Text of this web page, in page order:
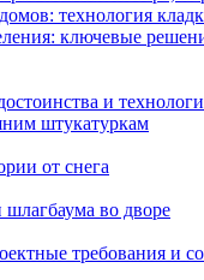
технология
ключевые
и
штукатуркам
от снега
во дворе
требования и